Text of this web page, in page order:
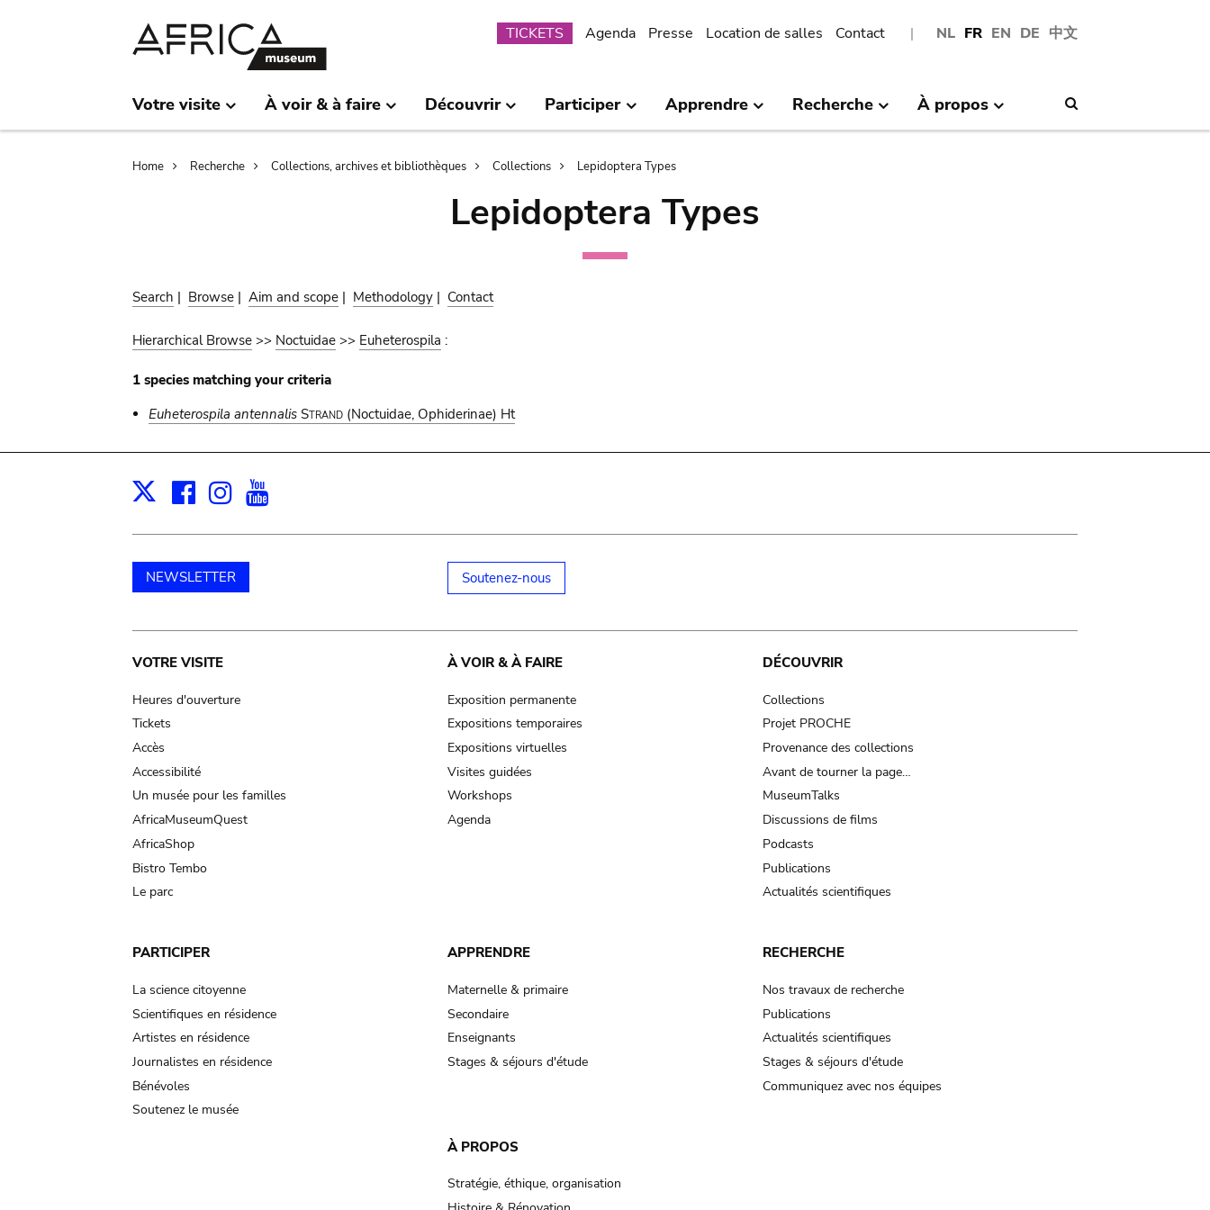
NL FR EN DE 中文
Submenu
TICKETS Agenda Presse Location de salles Contact
Votre visite À voir & à faire Découvrir Participer Apprendre Recherche À propos
Breadcrumb
Home Recherche Collections, archives et bibliothèques Collections Lepidoptera Types
Lepidoptera Types
Search | Browse | Aim and scope | Methodology | Contact
Hierarchical Browse >> Noctuidae >> Euheterospila :
1 species matching your criteria
Euheterospila antennalis Strand (Noctuidae, Ophiderinae) Ht
X Facebook
Instagram
NEWSLETTER Soutenez-nous
Main
navigation
VOTRE VISITE
Heures d'ouverture
Tickets
Accès
Accessibilité
Un musée pour les familles
AfricaMuseumQuest
AfricaShop
Bistro Tembo
Le parc
À VOIR & À FAIRE
Exposition permanente
Expositions temporaires
Expositions virtuelles
Visites guidées
Workshops
Agenda
DÉCOUVRIR
Collections
Projet PROCHE
Provenance des collections
Avant de tourner la page…
MuseumTalks
Discussions de films
Podcasts
Publications
Actualités scientifiques
PARTICIPER
La science citoyenne
Scientifiques en résidence
Artistes en résidence
Journalistes en résidence
Bénévoles
Soutenez le musée
APPRENDRE
Maternelle & primaire
Secondaire
Enseignants
Stages & séjours d'étude
RECHERCHE
Nos travaux de recherche
Publications
Actualités scientifiques
Stages & séjours d'étude
Communiquez avec nos équipes
À PROPOS
Stratégie, éthique, organisation